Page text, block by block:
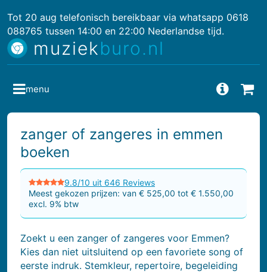
Tot 20 aug telefonisch bereikbaar via whatsapp 0618
088765 tussen 14:00 en 22:00 Nederlandse tijd.
muziekburo.nl
zanger of zangeres in emmen
boeken
9.8/10 uit 646 Reviews
Meest gekozen prijzen: van € 525,00 tot € 1.550,00
excl. 9% btw
Zoekt u een zanger of zangeres voor Emmen?
Kies dan niet uitsluitend op een favoriete song of
eerste indruk. Stemkleur, repertoire, begeleiding
menu